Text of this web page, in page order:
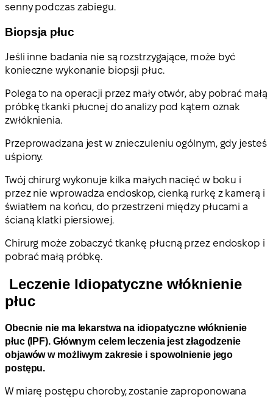
senny podczas zabiegu.
Biopsja płuc
Jeśli inne badania nie są rozstrzygające, może być
konieczne wykonanie biopsji płuc.
Polega to na operacji przez mały otwór, aby pobrać małą
próbkę tkanki płucnej do analizy pod kątem oznak
zwłóknienia.
Przeprowadzana jest w znieczuleniu ogólnym, gdy jesteś
uśpiony.
Twój chirurg wykonuje kilka małych nacięć w boku i
przez nie wprowadza endoskop, cienką rurkę z kamerą i
światłem na końcu, do przestrzeni między płucami a
ścianą klatki piersiowej.
Chirurg może zobaczyć tkankę płucną przez endoskop i
pobrać małą próbkę.
Leczenie Idiopatyczne włóknienie
płuc
Obecnie nie ma lekarstwa na idiopatyczne włóknienie
płuc (IPF). Głównym celem leczenia jest złagodzenie
objawów w możliwym zakresie i spowolnienie jego
postępu.
W miarę postępu choroby, zostanie zaproponowana